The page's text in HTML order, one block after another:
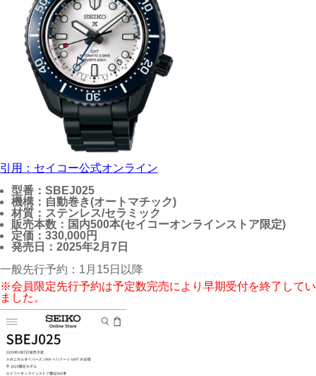
引用：セイコー公式オンライン
型番：SBEJ025
機構：自動巻き(オートマチック)
材質：ステンレス/セラミック
販売本数：国内500本(セイコーオンラインストア限定)
定価：330,000円
発売日：2025年2月7日
一般先行予約：1月15日以降
※会員限定先行予約は予定数完売により早期受付を終了してい
ました。